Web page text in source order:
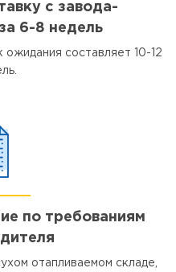
с завода-
6-8 недель
составляет 10-12
по требованиям
отапливаемом складе,